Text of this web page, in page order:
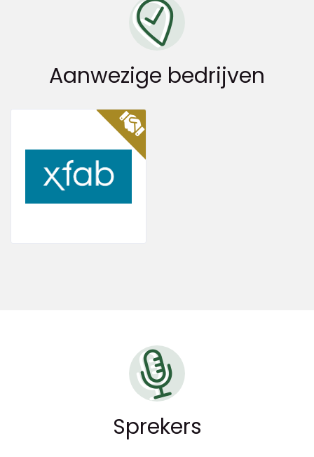
Aanwezige bedrijven
Sprekers